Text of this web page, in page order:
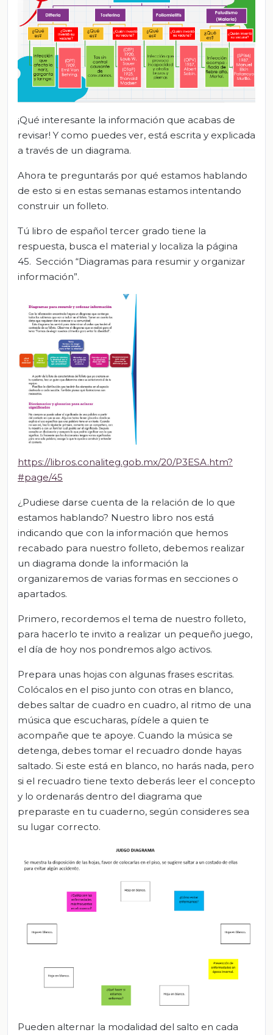
¡Qué interesante la información que acabas de
revisar! Y como puedes ver, está escrita y explicada
a través de un diagrama.
Ahora te preguntarás por qué estamos hablando
de esto si en estas semanas estamos intentando
construir un folleto.
Tú libro de español tercer grado tiene la
respuesta, busca el material y localiza la página
45. Sección “Diagramas para resumir y organizar
información”.
https://libros.conaliteg.gob.mx/20/P3ESA.htm?
#page/45
¿Pudiese darse cuenta de la relación de lo que
estamos hablando? Nuestro libro nos está
indicando que con la información que hemos
recabado para nuestro folleto, debemos realizar
un diagrama donde la información la
organizaremos de varias formas en secciones o
apartados.
Primero, recordemos el tema de nuestro folleto,
para hacerlo te invito a realizar un pequeño juego,
el día de hoy nos pondremos algo activos.
Prepara unas hojas con algunas frases escritas.
Colócalos en el piso junto con otras en blanco,
debes saltar de cuadro en cuadro, al ritmo de una
música que escucharas, pídele a quien te
acompañe que te apoye. Cuando la música se
detenga, debes tomar el recuadro donde hayas
saltado. Si este está en blanco, no harás nada, pero
si el recuadro tiene texto deberás leer el concepto
y lo ordenarás dentro del diagrama que
preparaste en tu cuaderno, según consideres sea
su lugar correcto.
Pueden alternar la modalidad del salto en cada